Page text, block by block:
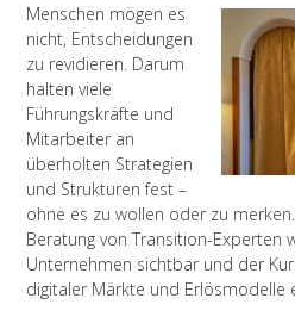
Menschen mögen es
nicht, Entscheidungen
zu revidieren. Darum
halten viele
Führungskräfte und
Mitarbeiter an
überholten Strategien
und Strukturen fest –
ohne es zu wollen oder zu
Beratung von Transition-Experten
Unternehmen sichtbar und der
digitaler Märkte und Erlösmodelle